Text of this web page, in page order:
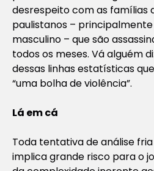
desrespeito com as famílias
paulistanos – principalmente
masculino – que são
todos os meses. Vá alguém
dessas linhas estatísticas
“uma bolha de violência”.
Lá em cá
Toda tentativa de análise
implica grande risco para o